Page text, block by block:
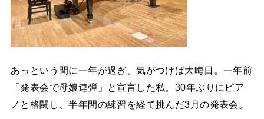
あっという間に一年が過ぎ、気がつけば大晦日。一年前
「発表会で母娘連弾」と宣言した私。30年ぶりにピア
ノと格闘し、半年間の練習を経て挑んだ3月の発表会。